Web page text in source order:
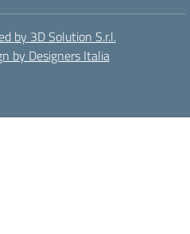
by 3D Solution S.r.l.
by Designers Italia